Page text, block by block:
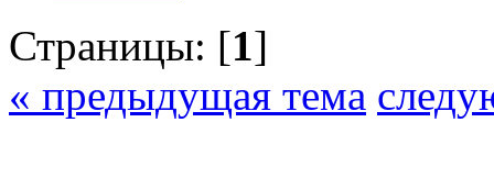
Страницы: [1]
« предыдущая тема